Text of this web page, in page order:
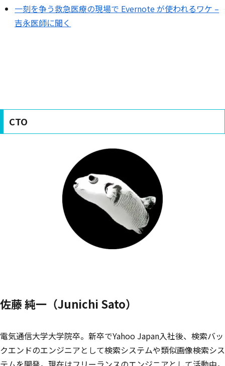
一刻を争う救急医療の現場で Evernote が使われるワケ –
吉永医師に聞く
CTO
佐藤 純一（Junichi Sato）
電気通信大学大学院卒。新卒でYahoo Japan入社後、検索バッ
クエンドのエンジニアとして検索システムや類似画像検索シス